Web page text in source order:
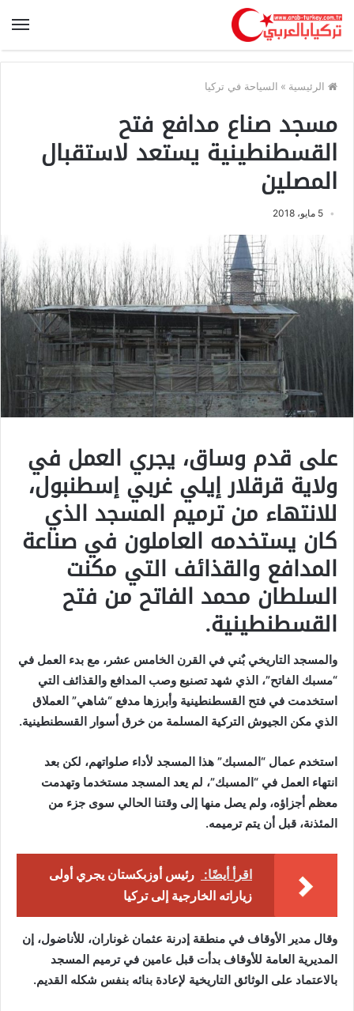
الرئيسية » السياحة في تركيا
مسجد صناع مدافع فتح
القسطنطينية يستعد لاستقبال
المصلين
5 مايو، 2018
على قدم وساق، يجري العمل في
ولاية قرقلار إيلي غربي إسطنبول،
للانتهاء من ترميم المسجد الذي
كان يستخدمه العاملون في صناعة
المدافع والقذائف التي مكنت
السلطان محمد الفاتح من فتح
القسطنطينية.
والمسجد التاريخي بٌني في القرن الخامس عشر، مع بدء العمل في
“مسبك الفاتح”، الذي شهد تصنيع وصب المدافع والقذائف التي
استخدمت في فتح القسطنطينية وأبرزها مدفع “شاهي” العملاق
الذي مكن الجيوش التركية المسلمة من خرق أسوار القسطنطينية.
استخدم عمال “المسبك” هذا المسجد لأداء صلواتهم، لكن بعد
انتهاء العمل في “المسبك”، لم يعد المسجد مستخدما وتهدمت
معظم أجزاؤه، ولم يصل منها إلى وقتنا الحالي سوى جزء من
المئذنة، قبل أن يتم ترميمه.
اقرأ أيضًا:
رئيس أوزبكستان يجري أولى
زياراته الخارجية إلى تركيا
وقال مدير الأوقاف في منطقة إدرنة عثمان غوناران، للأناضول، إن
المديرية العامة للأوقاف بدأت قبل عامين في ترميم المسجد
بالاعتماد على الوثائق التاريخية لإعادة بنائه بنفس شكله القديم.